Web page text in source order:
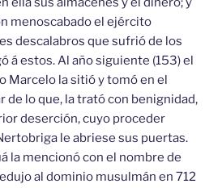
menoscabado el ejército
descalabros que sufrió de los
á estos. Al año siguiente (153) el
Marcelo la sitió y tomó en el
de lo que, la trató con benignidad,
deserción, cuyo proceder
le abriese sus puertas.
la mencionó con el nombre de
al dominio musulmán en 712